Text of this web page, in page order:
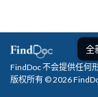
全
FindDoc 不会提供任何
版权所有 © 2026